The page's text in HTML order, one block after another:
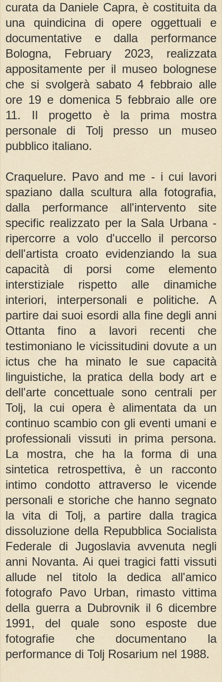
curata da Daniele Capra, è costituita da
una quindicina di opere oggettuali e
documentative e dalla performance
Bologna, February 2023, realizzata
appositamente per il museo bolognese
che si svolgerà sabato 4 febbraio alle
ore 19 e domenica 5 febbraio alle ore
11. Il progetto è la prima mostra
personale di Tolj presso un museo
pubblico italiano.
Craquelure. Pavo and me - i cui lavori
spaziano dalla scultura alla fotografia,
dalla performance all'intervento site
specific realizzato per la Sala Urbana -
ripercorre a volo d'uccello il percorso
dell'artista croato evidenziando la sua
capacità di porsi come elemento
interstiziale rispetto alle dinamiche
interiori, interpersonali e politiche. A
partire dai suoi esordi alla fine degli anni
Ottanta fino a lavori recenti che
testimoniano le vicissitudini dovute a un
ictus che ha minato le sue capacità
linguistiche, la pratica della body art e
dell'arte concettuale sono centrali per
Tolj, la cui opera è alimentata da un
continuo scambio con gli eventi umani e
professionali vissuti in prima persona.
La mostra, che ha la forma di una
sintetica retrospettiva, è un racconto
intimo condotto attraverso le vicende
personali e storiche che hanno segnato
la vita di Tolj, a partire dalla tragica
dissoluzione della Repubblica Socialista
Federale di Jugoslavia avvenuta negli
anni Novanta. Ai quei tragici fatti vissuti
allude nel titolo la dedica all'amico
fotografo Pavo Urban, rimasto vittima
della guerra a Dubrovnik il 6 dicembre
1991, del quale sono esposte due
fotografie che documentano la
performance di Tolj Rosarium nel 1988.